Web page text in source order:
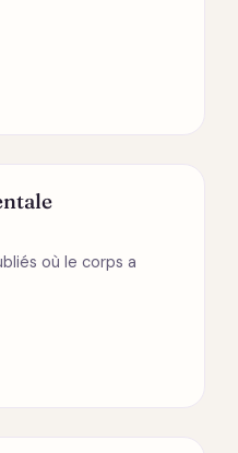
où le corps a